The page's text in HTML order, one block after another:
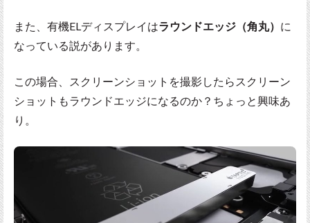
また、有機ELディスプレイはラウンドエッジ（角丸） に
なっている説があります。
この場合、スクリーンショットを撮影したらスクリーン
ショットもラウンドエッジになるのか？ちょっと興味あ
り。